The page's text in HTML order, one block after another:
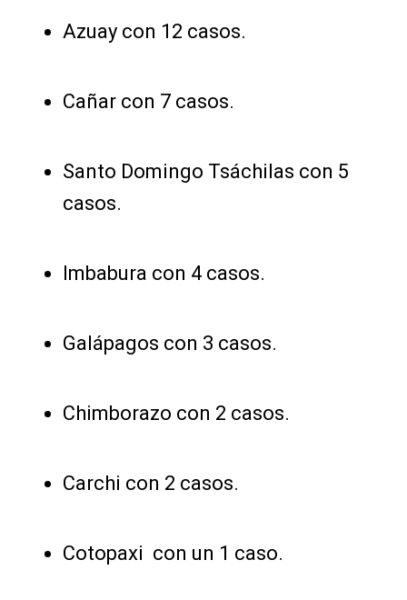
Azuay con 12 casos.
Cañar con 7 casos.
Santo Domingo Tsáchilas con 5
casos.
Imbabura con 4 casos.
Galápagos con 3 casos.
Chimborazo con 2 casos.
Carchi con 2 casos.
Cotopaxi con un 1 caso.